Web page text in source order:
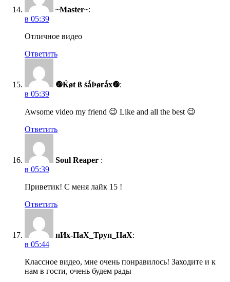
~Master~:
в 05:39
Отличное видео
Ответить
❿Ќøŧ ß śǻÞøғǻх❿:
в 05:39
Awsome video my friend 😉 Like and all the best 😉
Ответить
Soul Reaper :
в 05:39
Приветик! С меня лайк 15 !
Ответить
пИх-ПаХ_Труп_НаХ:
в 05:44
Классное видео, мне очень понравилось! Заходите и к
нам в гости, очень будем рады